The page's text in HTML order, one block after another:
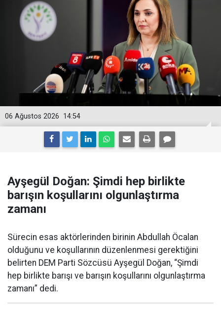
14:54
06 Ağustos 2026
Ayşegül Doğan: Şimdi hep birlikte
barışın koşullarını olgunlaştırma
zamanı
Sürecin esas aktörlerinden birinin Abdullah Öcalan
olduğunu ve koşullarının düzenlenmesi gerektiğini
belirten DEM Parti Sözcüsü Ayşegül Doğan, “Şimdi
hep birlikte barışı ve barışın koşullarını olgunlaştırma
zamanı” dedi.